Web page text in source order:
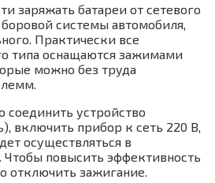
заряжать батареи от сетевого
системы автомобиля,
Практически все
типа оснащаются зажимами
можно без труда
соединить устройство
включить прибор к сеть 220 В,
осуществляться в
повысить эффективность
отключить зажигание.